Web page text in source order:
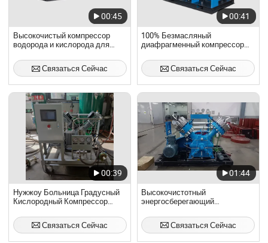
00:45
Высокочистый компрессор
водорода и кислорода для
возобновляемой энергии и
аэрокосмических
Связаться Сейчас
00:41
100% Безмасляный
диафрагменный компрессор
кислорода для заправочной
станцииСвязаться Сейчас
00:39
Нужжоу Больница Градусный
Кислородный Компрессор
Медицинским Кислородом 200
Бар МаксСвязаться Сейчас
01:44
Высокочистотный
энергосберегающий
компрессор, компрессор для
природного газа и водорода с
Связаться Сейчас